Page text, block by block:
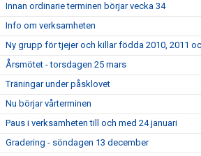
Innan ordinarie terminen börjar vecka 34
Info om verksamheten
Ny grupp för tjejer och killar födda 2010, 2011
Årsmötet - torsdagen 25 mars
Träningar under påsklovet
Nu börjar vårterminen
Paus i verksamheten till och med 24 januari
Gradering - söndagen 13 december